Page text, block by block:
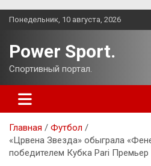
Перейти
Понедельник, 10 августа, 2026
Power Sport.
Спортивный портал.
Главная
Футбол
«Црвена Звезда» обыграла
победителем Кубка Pari Премьер